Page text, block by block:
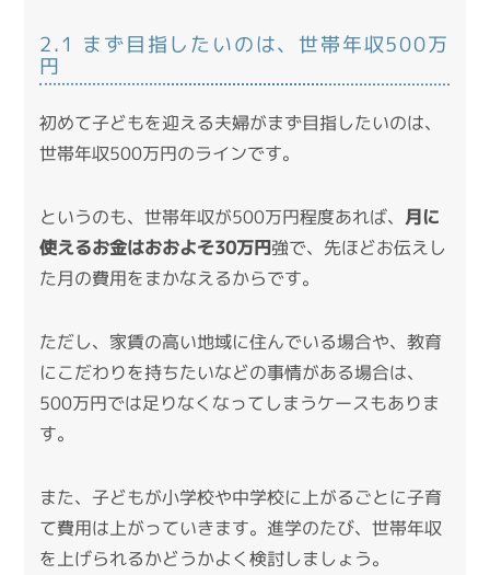
2.1 まず目指したいのは、世帯年収500万
円
初めて子どもを迎える夫婦がまず目指したいのは、
世帯年収500万円のラインです。
というのも、世帯年収が500万円程度あれば、 月に
使えるお金はおおよそ30万円強で、先ほどお伝えし
た月の費用をまかなえるからです。
ただし、家賃の高い地域に住んでいる場合や、教育
にこだわりを持ちたいなどの事情がある場合は、
500万円では足りなくなってしまうケースもありま
す。
また、子どもが小学校や中学校に上がるごとに子育
て費用は上がっていきます。進学のたび、世帯年収
を上げられるかどうかよく検討しましょう。